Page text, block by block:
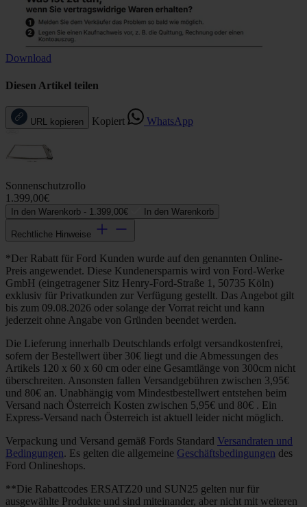
Download
Diesen Artikel teilen
URL kopieren Kopiert WhatsApp
Sonnenschutzrollo
1.399,00€
In den Warenkorb - 1.399,00€ In den Warenkorb
Rechtliche Hinweise
*Der Rabatt für Ford Kunden wurde auf den genannten Online-
Preis angewendet. Diese Kundenersparnis wird von Ford-Werke
GmbH (eingetragener Sitz Henry-Ford-Straße 1, 50735 Köln)
exklusiv für Privatkunden zur Verfügung gestellt. Das Angebot gilt
bis zum 09.08.2026 oder solange der Vorrat reicht und kann
jederzeit ohne Angabe von Gründen beendet werden.
Die Lieferung innerhalb Deutschlands erfolgt versandkostenfrei,
sofern der Bestellwert über 30€ liegt und die Abmessungen des
Artikels 120 x 60 x 60 cm oder eine Gesamtlänge von 300cm nicht
überschreiten. Ansonsten fallen Versandgebühren zwischen 3,95€
und 80€ an. Unabhängig vom Mindestbestellwert entstehen beim
Versand nach Österreich Kosten zwischen 5,95€ und 80€ . Ein
Express-Versand nach Österreich ist aktuell leider nicht möglich.
Verpackung und Versand gemäß Fords Standard Versandraten und
Bedingungen. Es gelten die allgemeine Geschäftsbedingungen des
Ford Onlineshops.
**Die Rabattcodes ERSATZ20 und SUN25 gelten nur für
ausgewählte Produkte und sind miteinander, aber nicht mit weiteren